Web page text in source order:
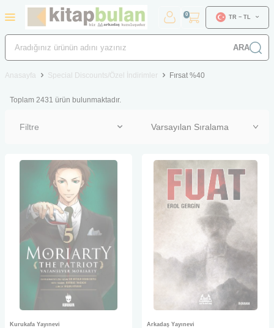
ARA
0 TR − TL
Anasayfa Special Discounts/Özel İndirimler Fırsat %40
Toplam 2431 ürün bulunmaktadır.
Filtre
Kurukafa Yayınevi Arkadaş Yayınevi